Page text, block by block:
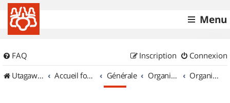
Menu
FAQ Connexion
Inscription
UtagawaVTT (Randos VTT et VTTAE avec traces GPS)
Accueil forum Générale Organisation de sorties & Recherche de partenaires Organisation de sorties en région Corse